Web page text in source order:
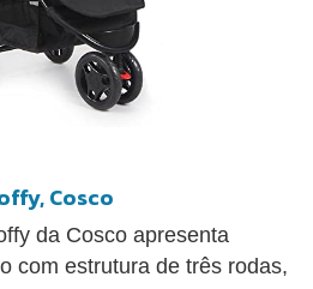
Cosco
da Cosco apresenta
com estrutura de três rodas,